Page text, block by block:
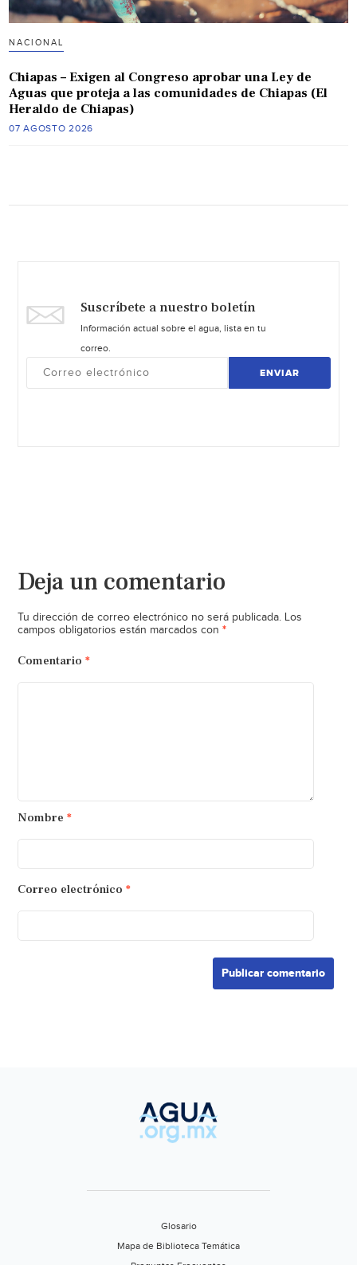
NACIONAL
Chiapas – Exigen al Congreso aprobar una Ley de
Aguas que proteja a las comunidades de Chiapas (El
Heraldo de Chiapas)
07 AGOSTO 2026
Suscríbete a nuestro boletín
Información actual sobre el agua, lista en tu
correo.
ENVIAR
Deja un comentario
Tu dirección de correo electrónico no será publicada. Los
campos obligatorios están marcados con *
Comentario *
Nombre *
Correo electrónico *
Glosario
Mapa de Biblioteca Temática